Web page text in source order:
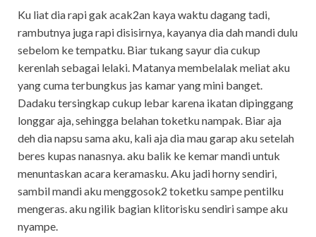
Ku liat dia rapi gak acak2an kaya waktu dagang tadi,
rambutnya juga rapi disisirnya, kayanya dia dah mandi dulu
sebelom ke tempatku. Biar tukang sayur dia cukup
kerenlah sebagai lelaki. Matanya membelalak meliat aku
yang cuma terbungkus jas kamar yang mini banget.
Dadaku tersingkap cukup lebar karena ikatan dipinggang
longgar aja, sehingga belahan toketku nampak. Biar aja
deh dia napsu sama aku, kali aja dia mau garap aku setelah
beres kupas nanasnya. aku balik ke kemar mandi untuk
menuntaskan acara keramasku. Aku jadi horny sendiri,
sambil mandi aku menggosok2 toketku sampe pentilku
mengeras. aku ngilik bagian klitorisku sendiri sampe aku
nyampe.